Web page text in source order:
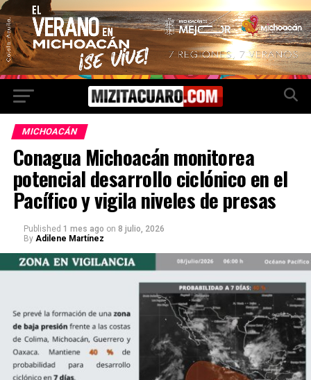
MICHOACÁN
Conagua Michoacán monitorea
potencial desarrollo ciclónico en el
Pacífico y vigila niveles de presas
Published 1 mes ago on 8 julio, 2026
By Adilene Martínez